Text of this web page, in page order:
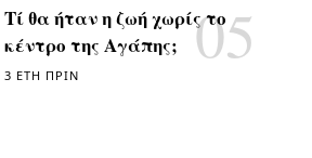
Τί θα ήταν η ζωή χωρίς το
κέντρο της Αγάπης;
3 ΈΤΗ ΠΡΙΝ